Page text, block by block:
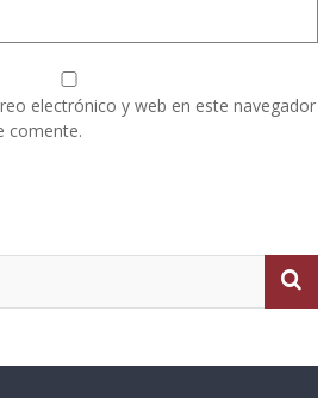
electrónico y web en este navegador
comente.